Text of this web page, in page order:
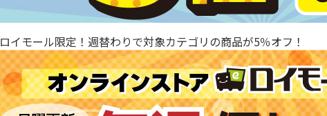
ロイモール限定！週替わりで対象カテゴリの商品が5％オフ！